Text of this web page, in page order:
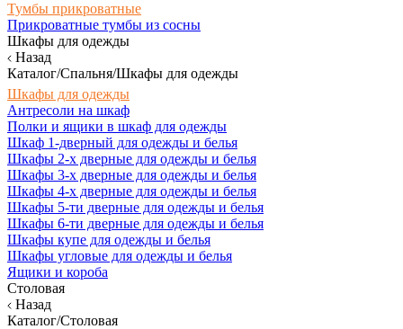
Тумбы прикроватные
Прикроватные тумбы из сосны
Шкафы для одежды
Назад
Каталог/Спальня/Шкафы для одежды
Шкафы для одежды
Антресоли на шкаф
Полки и ящики в шкаф для одежды
Шкаф 1-дверный для одежды и белья
Шкафы 2-х дверные для одежды и белья
Шкафы 3-х дверные для одежды и белья
Шкафы 4-х дверные для одежды и белья
Шкафы 5-ти дверные для одежды и белья
Шкафы 6-ти дверные для одежды и белья
Шкафы купе для одежды и белья
Шкафы угловые для одежды и белья
Ящики и короба
Столовая
Назад
Каталог/Столовая